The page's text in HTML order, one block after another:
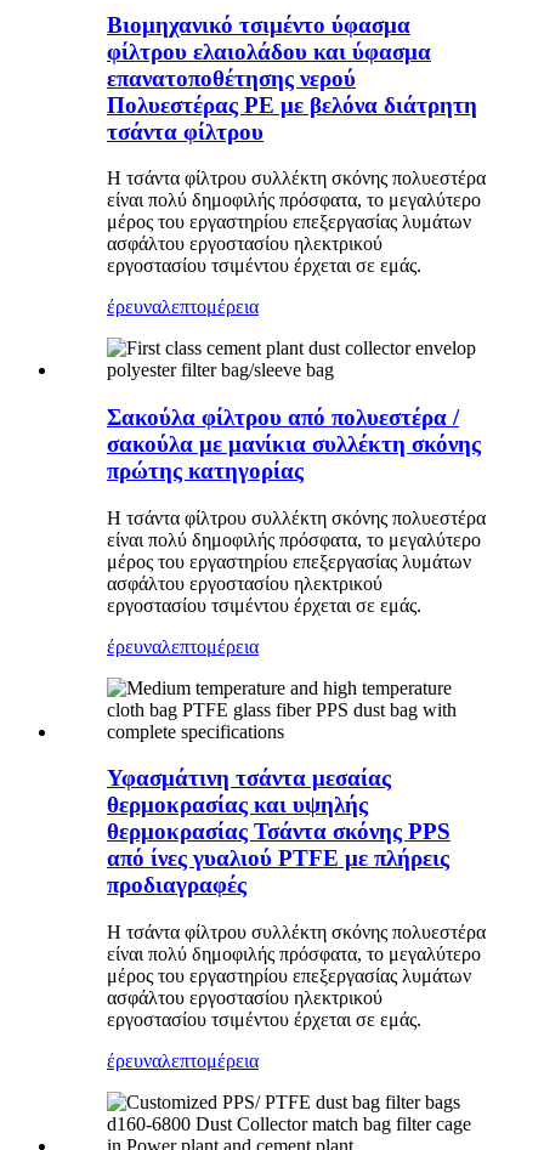
Βιομηχανικό τσιμέντο ύφασμα
φίλτρου ελαιολάδου και ύφασμα
επανατοποθέτησης νερού
Πολυεστέρας PE με βελόνα διάτρητη
τσάντα φίλτρου
Η τσάντα φίλτρου συλλέκτη σκόνης πολυεστέρα
είναι πολύ δημοφιλής πρόσφατα, το μεγαλύτερο
μέρος του εργαστηρίου επεξεργασίας λυμάτων
ασφάλτου εργοστασίου ηλεκτρικού
εργοστασίου τσιμέντου έρχεται σε εμάς.
έρευναλεπτομέρεια
Σακούλα φίλτρου από πολυεστέρα /
σακούλα με μανίκια συλλέκτη σκόνης
πρώτης κατηγορίας
Η τσάντα φίλτρου συλλέκτη σκόνης πολυεστέρα
είναι πολύ δημοφιλής πρόσφατα, το μεγαλύτερο
μέρος του εργαστηρίου επεξεργασίας λυμάτων
ασφάλτου εργοστασίου ηλεκτρικού
εργοστασίου τσιμέντου έρχεται σε εμάς.
έρευναλεπτομέρεια
Υφασμάτινη τσάντα μεσαίας
θερμοκρασίας και υψηλής
θερμοκρασίας Τσάντα σκόνης PPS
από ίνες γυαλιού PTFE με πλήρεις
προδιαγραφές
Η τσάντα φίλτρου συλλέκτη σκόνης πολυεστέρα
είναι πολύ δημοφιλής πρόσφατα, το μεγαλύτερο
μέρος του εργαστηρίου επεξεργασίας λυμάτων
ασφάλτου εργοστασίου ηλεκτρικού
εργοστασίου τσιμέντου έρχεται σε εμάς.
έρευναλεπτομέρεια